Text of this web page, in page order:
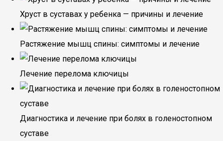
Хруст в суставах у ребенка — причины и лечение
Растяжение мышц спины: симптомы и лечение
Лечение перелома ключицы
Диагностика и лечение при болях в голеностопном
суставе